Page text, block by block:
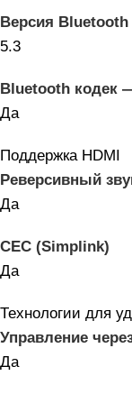
Версия Bluetooth
5.3
Bluetooth кодек
Да
Поддержка HDMI
Реверсивный
Да
CEC (Simplink)
Да
Технологии для
Управление
Да